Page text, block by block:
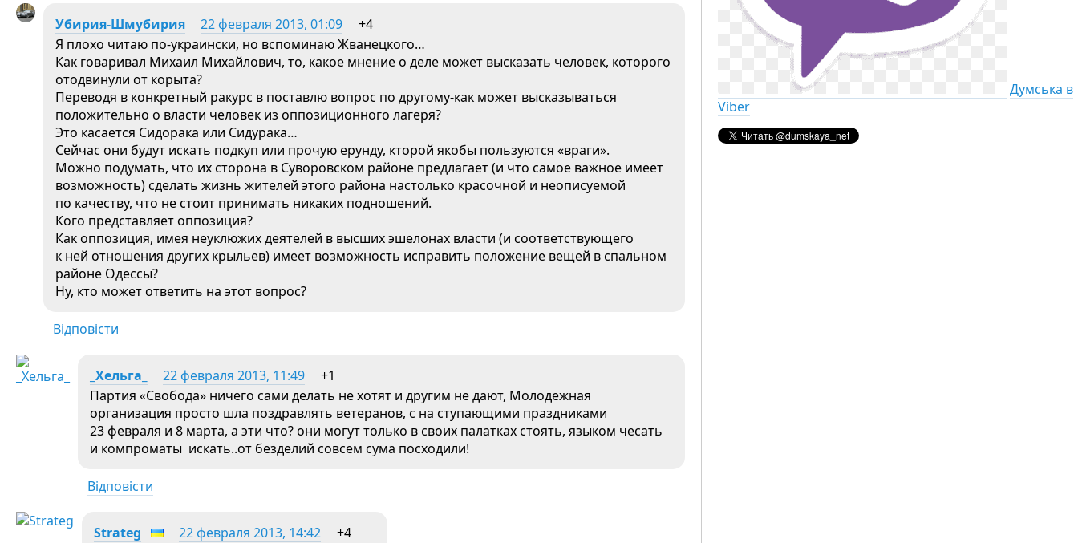
Убирия-Шмубирия 22 февраля 2013, 01:09
+4
Я плохо читаю по-украински, но вспоминаю Жванецкого…
Как говаривал Михаил Михайлович, то, какое мнение о деле может высказать человек, которого
отодвинули от корыта?
Переводя в конкретный ракурс в поставлю вопрос по другому-как может высказываться
положительно о власти человек из оппозиционного лагеря?
Это касается Сидорака или Сидурака…
Сейчас они будут искать подкуп или прочую ерунду, кторой якобы пользуются «враги».
Можно подумать, что их сторона в Суворовском районе предлагает (и что самое важное имеет
возможность) сделать жизнь жителей этого района настолько красочной и неописуемой
по качеству, что не стоит принимать никаких подношений.
Кого представляет оппозиция?
Как оппозиция, имея неуклюжих деятелей в высших эшелонах власти (и соответствующего
к ней отношения других крыльев) имеет возможность исправить положение вещей в спальном
районе Одессы?
Ну, кто может ответить на этот вопрос?
Відповісти
_Хельга_ 22 февраля 2013, 11:49
+1
Партия «Свобода» ничего сами делать не хотят и другим не дают, Молодежная
организация просто шла поздравлять ветеранов, с на ступающими праздниками
23 февраля и 8 марта, а эти что? они могут только в своих палатках стоять, языком чесать
и компроматы искать..от безделий совсем сума посходили!
Відповісти
Strateg 22 февраля 2013, 14:42
+4
Думська в
Viber